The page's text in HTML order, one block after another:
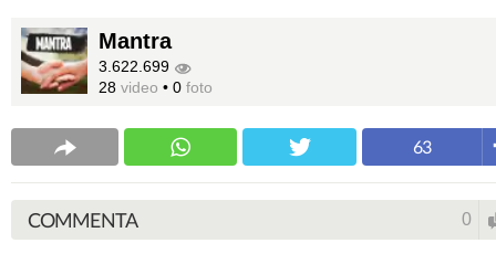
Mantra
3.622.699
28 video • 0 foto
63
COMMENTA 0